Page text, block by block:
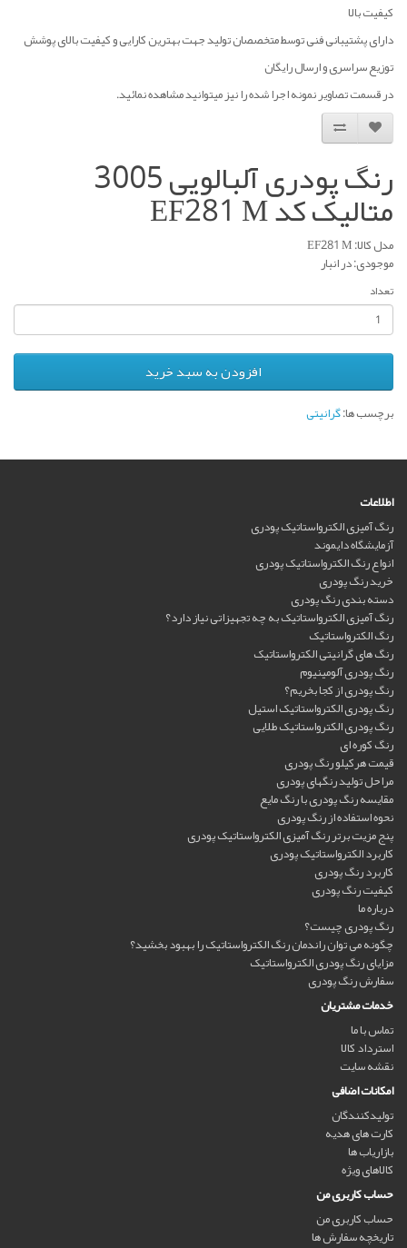
کیفیت بالا
دارای پشتیبانی فنی توسط متخصصان تولید جهت بهترین کارایی و کیفیت بالای پوشش
توزیع سراسری و ارسال رایگان
در قسمت تصاویر نمونه اجرا شده را نیز میتوانید مشاهده نمائید.
رنگ پودری آلبالویی ۳۰۰۵
متالیک کد EF281 M
مدل کالا: EF281 M
موجودی: در انبار
تعداد
افزودن به سبد خرید
برچسب ها:گرانیتی
اطلاعات
رنگ آمیزی الکترواستاتیک پودری
آزمایشگاه دایموند
انواع رنگ الکترواستاتیک پودری
خرید رنگ پودری
دسته بندی رنگ پودری
رنگ آمیزی الکترواستاتیک به چه تجهیزاتی نیاز دارد؟
رنگ الکترواستاتیک
رنگ های گرانیتی الکترواستاتیک
رنگ پودری آلومینیوم
رنگ پودری از کجا بخریم؟
رنگ پودری الکترواستاتیک استیل
رنگ پودری الکترواستاتیک طلایی
رنگ کوره ای
قیمت هرکیلو رنگ پودری
مراحل تولید رنگهای پودری
مقایسه رنگ پودری با رنگ مایع
نحوه استفاده از رنگ پودری
پنج مزیت برتر رنگ آمیزی الکترواستاتیک پودری
کاربرد الکترواستاتیک پودری
کاربرد رنگ پودری
کیفیت رنگ پودری
درباره ما
رنگ پودری چیست؟
چگونه می توان راندمان رنگ الکترواستاتیک را بهبود بخشید؟
مزایای رنگ پودری الکترواستاتیک
سفارش رنگ پودری
خدمات مشتریان
تماس با ما
استرداد کالا
نقشه سایت
امکانات اضافی
تولیدکنندگان
کارت های هدیه
بازاریاب ها
کالاهای ویژه
حساب کاربری من
حساب کاربری من
تاریخچه سفارش ها